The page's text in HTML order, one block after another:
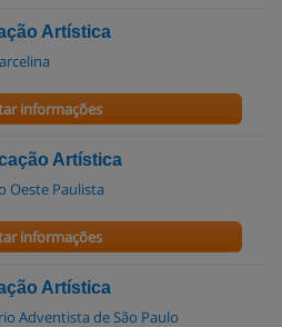
Artística
informações
Artística
Oeste Paulista
informações
Artística
Adventista de São Paulo